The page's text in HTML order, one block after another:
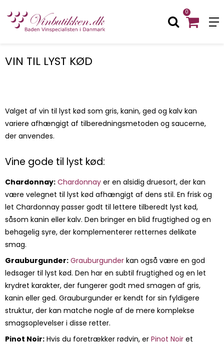
0
VIN TIL LYST KØD
Valget af vin til lyst kød som gris, kanin, ged og kalv kan
variere afhængigt af tilberedningsmetoden og saucerne,
der anvendes.
Vine gode til lyst kød:
Chardonnay: Chardonnay er en alsidig druesort, der kan
være velegnet til lyst kød afhængigt af dens stil. En frisk og
let Chardonnay passer godt til lettere tilberedt lyst kød,
såsom kanin eller kalv. Den bringer en blid frugtighed og en
behagelig syre, der komplementerer retternes delikate
smag.
Grauburgunder: Grauburgunder kan også være en god
ledsager til lyst kød. Den har en subtil frugtighed og en let
krydret karakter, der fungerer godt med smagen af gris,
kanin eller ged. Grauburgunder er kendt for sin fyldigere
struktur, der kan matche nogle af de mere komplekse
smagsoplevelser i disse retter.
Pinot Noir: Hvis du foretrækker rødvin, er Pinot Noir et